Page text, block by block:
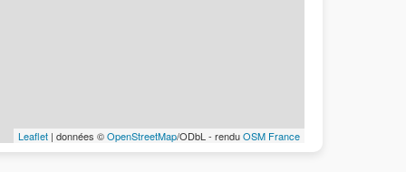
Leaflet | données ©OpenStreetMap/ODbL - renduOSM France